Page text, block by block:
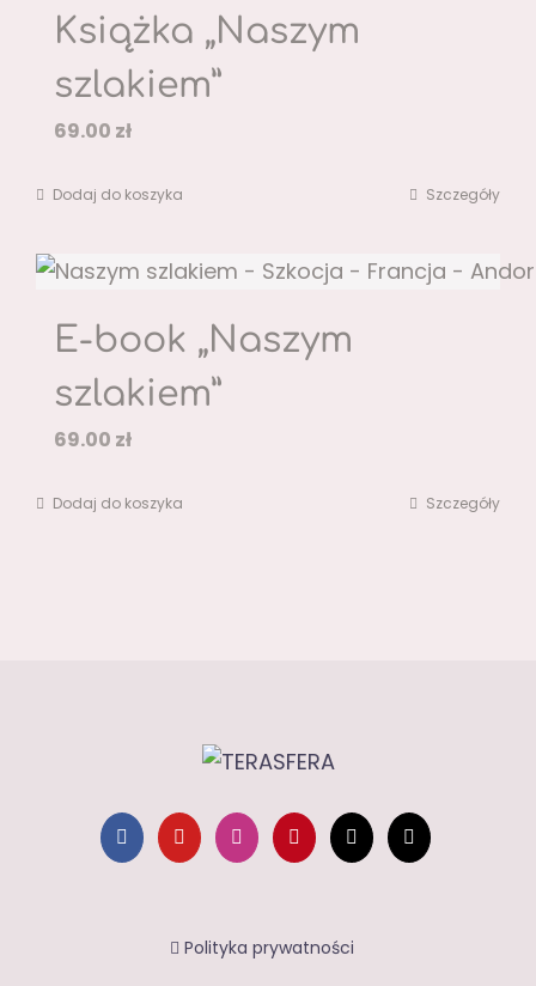
Książka „Naszym
szlakiem”
69.00 zł
Dodaj do koszyka Szczegóły
E-book „Naszym
szlakiem”
69.00 zł
Dodaj do koszyka Szczegóły
Polityka prywatności